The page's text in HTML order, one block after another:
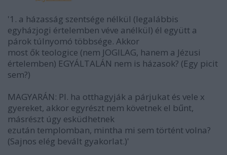
'1. a házasság szentsége nélkül (legalábbis
egyházjogi értelemben véve anélkül) él együtt a
párok túlnyomó többsége. Akkor
most ők teologice (nem JOGILAG, hanem a Jézusi
értelemben) EGYÁLTALÁN nem is házasok? (Egy picit
sem?)
MAGYARÁN: Pl. ha otthagyják a párjukat és vele x
gyereket, akkor egyrészt nem követnek el bűnt,
másrészt úgy esküdhetnek
ezután templomban, mintha mi sem történt volna?
(Sajnos elég bevált gyakorlat.)'